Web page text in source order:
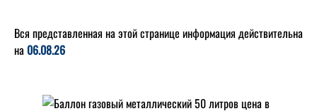
Вся представленная на этой странице информация действительна
на 06.08.26